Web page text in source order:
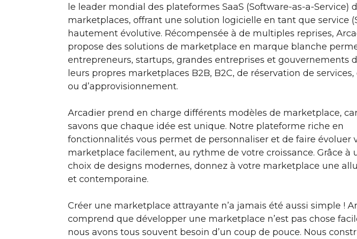
le leader mondial des plateformes SaaS (Software-as-a-Service)
marketplaces, offrant une solution logicielle en tant que service
hautement évolutive. Récompensée à de multiples reprises,
propose des solutions de marketplace en marque blanche
entrepreneurs, startups, grandes entreprises et gouvernements
leurs propres marketplaces B2B, B2C, de réservation de
ou d’approvisionnement.
Arcadier prend en charge différents modèles de marketplace,
savons que chaque idée est unique. Notre plateforme riche en
fonctionnalités vous permet de personnaliser et de faire évoluer
marketplace facilement, au rythme de votre croissance. Grâce à
choix de designs modernes, donnez à votre marketplace une
et contemporaine.
Créer une marketplace attrayante n’a jamais été aussi simple !
comprend que développer une marketplace n’est pas chose
nous avons tous souvent besoin d’un coup de pouce. Nous